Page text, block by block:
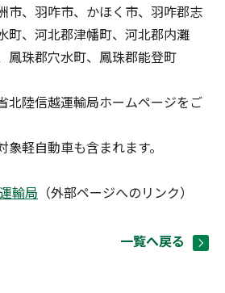
市、羽咋市、かほく市、羽咋郡志
町、河北郡津幡町、河北郡内灘
鳳珠郡穴水町、鳳珠郡能登町
北陸信越運輸局ホームページをご
軽自動車も含まれます。
輸局 （外部ページへのリンク）
一覧へ戻る